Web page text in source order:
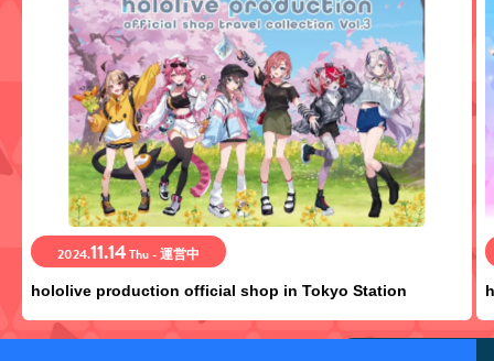
2024.11.14Thu - 運営中
hololive production official shop in Tokyo Station